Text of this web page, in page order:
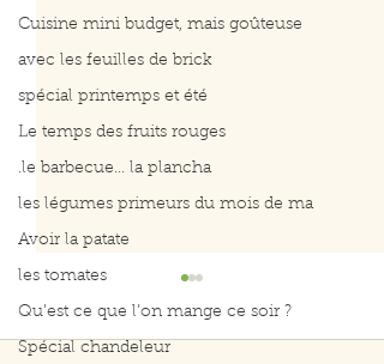
Cuisine mini budget, mais goûteuse
avec les feuilles de brick
spécial printemps et été
Le temps des fruits rouges
.le barbecue... la plancha
les légumes primeurs du mois de ma
Avoir la patate
les tomates
Qu’est ce que l’on mange ce soir ?
Spécial chandeleur